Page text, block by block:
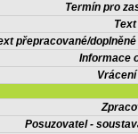
Termín pro
přepracované/
Informace
Posuzovatel -